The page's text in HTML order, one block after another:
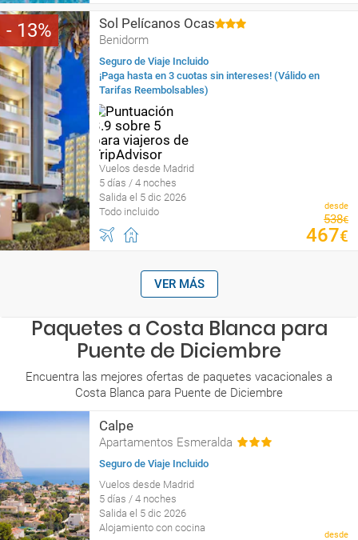
13 Sol Pelícanos Ocas
Benidorm
Seguro de Viaje Incluido
¡Paga hasta en 3 cuotas sin intereses! (Válido en
Tarifas Reembolsables)
Vuelos desde Madrid
5 días / 4 noches
Salida el 5 dic 2026
Todo incluido
desde
538€
467€
VER MÁS
Paquetes a Costa Blanca para
Puente de Diciembre
Encuentra las mejores ofertas de paquetes vacacionales a
Costa Blanca para Puente de Diciembre
Calpe
Apartamentos Esmeralda
Seguro de Viaje Incluido
Vuelos desde Madrid
5 días / 4 noches
Salida el 5 dic 2026
Alojamiento con cocina
desde